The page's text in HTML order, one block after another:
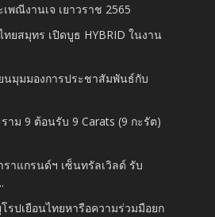
พณีงานเจ เยาวราช 2565
ทยสมุทร เปิดบูธ HYBRID ในงาน
นมุมมองการประชาสัมพันธ์กับ
าม 9 ต้อนรับ 9 Carats (9 กะรัต)
ราแกรนด์ฯ เซ็นทรัลเวิลด์ รับ
รปเยือนไทยหารือความร่วมมือยก